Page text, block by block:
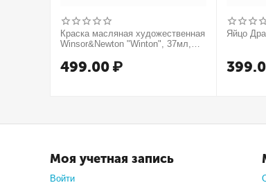
Краска масляная художественная
Winsor&Newton "Winton", 37мл,
499.00 ₽
Яйцо
Моя учетная запись
Войти